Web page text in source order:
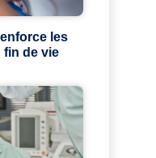
les
fin de vie